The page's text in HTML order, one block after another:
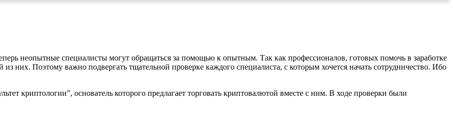
неопытные специалисты могут обращаться за помощью к опытным. Так как профессионалов, готовых помочь в заработке
них. Поэтому важно подвергать тщательной проверке каждого специалиста, с которым хочется начать сотрудничество. Ибо
криптологии”, основатель которого предлагает торговать криптовалютой вместе с ним. В ходе проверки были